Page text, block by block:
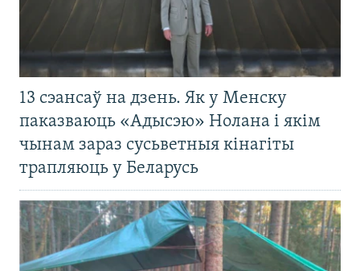
13 сэансаў на дзень. Як у Менску
паказваюць «Адысэю» Нолана і якім
чынам зараз сусьветныя кінагіты
трапляюць у Беларусь